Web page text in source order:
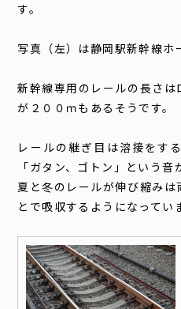
す。
写真（左）は静岡駅新幹線ホ
新幹線専用のレールの長さ
が２００ｍもあるそうです。
レールの継ぎ目は溶接をす
「ガタン、ゴトン」という音
夏と冬のレールが伸び縮みは
とで吸収するようになってい